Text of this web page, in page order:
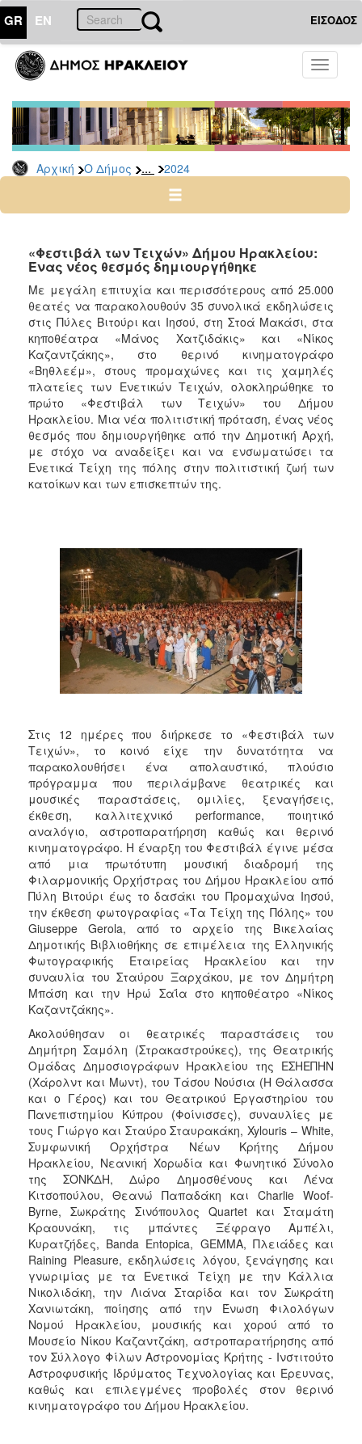
GR EN ΕΙΣΟΔΟΣ
Toggle
Αρχική Ο Δήμος ... 2024
ΔΗΜΟΣ
Δελτία
Τύπου
Αρχείο
2026
2024
2022
2021
2020
2019
2018
2017
2016
2015
2013
2012
2006
ΠΟΛΙΤΙΣΜΟΣ
ΑΝΘΕΚΤΙΚΗ
ΠΟΛΗ
«Φεστιβάλ των Τειχών» Δήμου Ηρακλείου:
Ένας νέος θεσμός δημιουργήθηκε
Με μεγάλη επιτυχία και περισσότερους από 25.000
θεατές να παρακολουθούν 35 συνολικά εκδηλώσεις
στις Πύλες Βιτούρι και Ιησού, στη Στοά Μακάσι, στα
κηποθέατρα «Μάνος Χατζιδάκις» και «Νίκος
Καζαντζάκης», στο θερινό κινηματογράφο
«Βηθλεέμ», στους προμαχώνες και τις χαμηλές
πλατείες των Ενετικών Τειχών, ολοκληρώθηκε το
πρώτο «Φεστιβάλ των Τειχών» του Δήμου
Ηρακλείου. Μια νέα πολιτιστική πρόταση, ένας νέος
θεσμός που δημιουργήθηκε από την Δημοτική Αρχή,
με στόχο να αναδείξει και να ενσωματώσει τα
Ενετικά Τείχη της πόλης στην πολιτιστική ζωή των
κατοίκων και των επισκεπτών της.
Στις 12 ημέρες που διήρκεσε το «Φεστιβάλ των
Τειχών», το κοινό είχε την δυνατότητα να
παρακολουθήσει ένα απολαυστικό, πλούσιο
πρόγραμμα που περιλάμβανε θεατρικές και
μουσικές παραστάσεις, ομιλίες, ξεναγήσεις,
έκθεση, καλλιτεχνικό performance, ποιητικό
αναλόγιο, αστροπαρατήρηση καθώς και θερινό
κινηματογράφο. Η έναρξη του Φεστιβάλ έγινε μέσα
από μια πρωτότυπη μουσική διαδρομή της
Φιλαρμονικής Ορχήστρας του Δήμου Ηρακλείου από
Πύλη Βιτούρι έως το δασάκι του Προμαχώνα Ιησού,
την έκθεση φωτογραφίας «Τα Τείχη της Πόλης» του
Giuseppe Gerola, από το αρχείο της Βικελαίας
Δημοτικής Βιβλιοθήκης σε επιμέλεια της Ελληνικής
Φωτογραφικής Εταιρείας Ηρακλείου και την
συναυλία του Σταύρου Ξαρχάκου, με τον Δημήτρη
Μπάση και την Ηρώ Σαΐα στο κηποθέατρο «Νίκος
Καζαντζάκης».
Ακολούθησαν οι θεατρικές παραστάσεις του
Δημήτρη Σαμόλη (Στρακαστρούκες), της Θεατρικής
Ομάδας Δημοσιογράφων Ηρακλείου της ΕΣΗΕΠΗΝ
(Χάρολντ και Μωντ), του Τάσου Νούσια (Η Θάλασσα
και ο Γέρος) και του Θεατρικού Εργαστηρίου του
Πανεπιστημίου Κύπρου (Φοίνισσες), συναυλίες με
τους Γιώργο και Σταύρο Σταυρακάκη, Xylouris – White,
Συμφωνική Ορχήστρα Νέων Κρήτης Δήμου
Ηρακλείου, Νεανική Χορωδία και Φωνητικό Σύνολο
της ΣΟΝΚΔΗ, Δώρο Δημοσθένους και Λένα
Κιτσοπούλου, Θεανώ Παπαδάκη και Charlie Woof-
Byrne, Σωκράτης Σινόπουλος Quartet και Σταμάτη
Κραουνάκη, τις μπάντες Ξέφραγο Αμπέλι,
Κυρατζήδες, Banda Entopica, GEMMA, Πλειάδες και
Raining Pleasure, εκδηλώσεις λόγου, ξενάγησης και
γνωριμίας με τα Ενετικά Τείχη με την Κάλλια
Νικολιδάκη, την Λιάνα Σταρίδα και τον Σωκράτη
Χανιωτάκη, ποίησης από την Ένωση Φιλολόγων
Νομού Ηρακλείου, μουσικής και χορού από το
Μουσείο Νίκου Καζαντζάκη, αστροπαρατήρησης από
τον Σύλλογο Φίλων Αστρονομίας Κρήτης - Ινστιτούτο
Αστροφυσικής Ιδρύματος Τεχνολογίας και Έρευνας,
καθώς και επιλεγμένες προβολές στον θερινό
κινηματογράφο του Δήμου Ηρακλείου.